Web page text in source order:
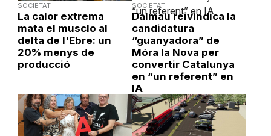
SOCIETAT
La calor extrema
mata el musclo al
delta de l'Ebre: un
20% menys de
producció
SOCIETAT
Dalmau reivindica la
candidatura
“guanyadora” de
Móra la Nova per
convertir Catalunya
en “un referent” en
IA